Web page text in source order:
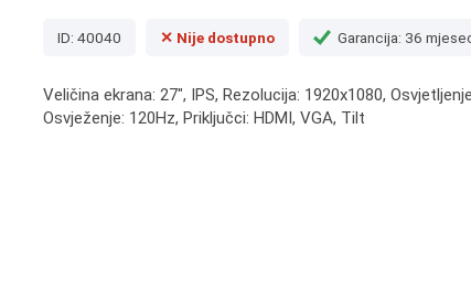
ID: 40040 ✕ Nije dostupno Garancija: 36
Veličina ekrana: 27", IPS, Rezolucija: 1920x1080,
Osvježenje: 120Hz, Priključci: HDMI, VGA, Tilt